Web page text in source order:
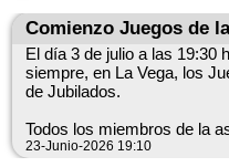
h.Posibilidad de
h.Dirigido a niños y niñas a
semanal: 15 €Descuento
hijo/a.Posibilidad de
Casa de Cultura).
Información e
Viejo.
Comienzo Juegos de
El día 3 de julio a las 19:30
siempre, en La Vega, los
de Jubilados.
Todos los miembros de la
que acudan a esa hora a La
23-Junio-2026 19:10